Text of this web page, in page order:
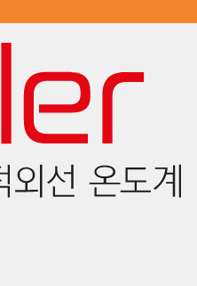
industry